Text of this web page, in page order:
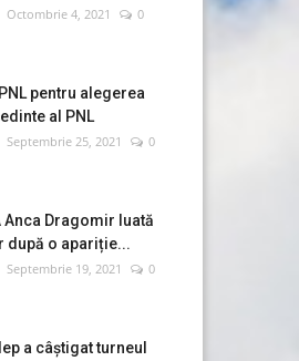
Octombrie 4, 2021
0
pentru alegerea
al PNL
Septembrie 25, 2021
0
Anca Dragomir luată
după o apariție...
Septembrie 19, 2021
0
a câştigat turneul